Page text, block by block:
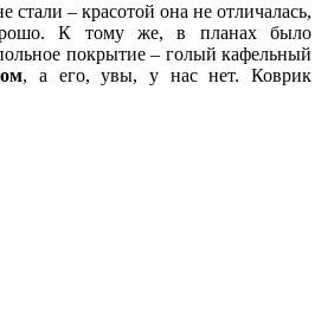
стали – красотой она не отличалась,
К тому же, в планах было
покрытие – голый кафельный
, а его, увы, у нас нет. Коврик